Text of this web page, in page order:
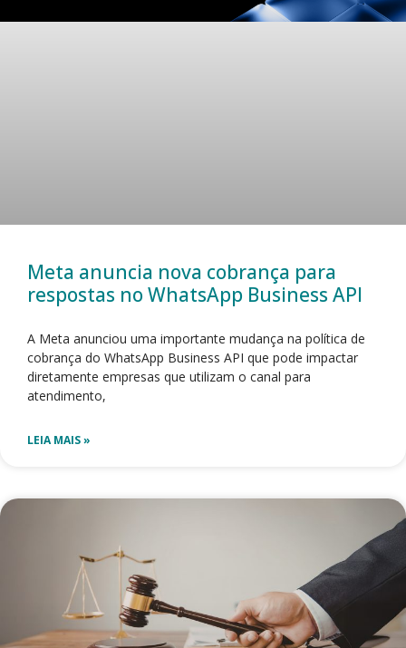
Meta anuncia nova cobrança para
respostas no WhatsApp Business API
A Meta anunciou uma importante mudança na política de
cobrança do WhatsApp Business API que pode impactar
diretamente empresas que utilizam o canal para
atendimento,
LEIA MAIS »